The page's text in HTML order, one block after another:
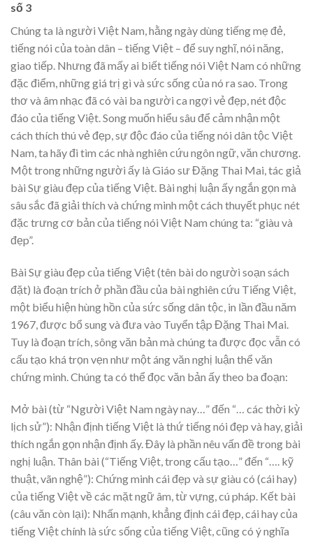
số 3
Chúng ta là người Việt Nam, hằng ngày dùng tiếng mẹ đẻ,
tiếng nói của toàn dân – tiếng Việt – để suy nghĩ, nói năng,
giao tiếp. Nhưng đã mấy ai biết tiếng nói Việt Nam có những
đặc điểm, những giá trị gì và sức sống của nó ra sao. Trong
thơ và âm nhạc đã có vài ba người ca ngợi vẻ đẹp, nét độc
đáo của tiếng Việt. Song muốn hiểu sâu để cảm nhận một
cách thích thú vẻ đẹp, sự độc đáo của tiếng nói dân tộc Việt
Nam, ta hãy đi tìm các nhà nghiên cứu ngôn ngữ, văn chương.
Một trong những người ấy là Giáo sư Đặng Thai Mai, tác giả
bài Sự giàu đẹp của tiếng Việt. Bài nghị luận ấy ngắn gọn mà
sâu sắc đã giải thích và chứng minh một cách thuyết phục nét
đặc trưng cơ bản của tiếng nói Việt Nam chúng ta: “giàu và
đẹp”.
Bài Sự giàu đẹp của tiếng Việt (tên bài do người soạn sách
đặt) là đoạn trích ở phần đầu của bài nghiên cứu Tiếng Việt,
một biểu hiện hùng hồn của sức sống dân tộc, in lần đầu năm
1967, được bổ sung và đưa vào Tuyển tập Đặng Thai Mai.
Tuy là đoạn trích, sông văn bản mà chúng ta được đọc vẫn có
cấu tạo khá trọn vẹn như một áng văn nghị luận thể văn
chứng minh. Chúng ta có thể đọc văn bản ấy theo ba đoạn:
Mở bài (từ “Người Việt Nam ngày nay…” đến “… các thời kỳ
lịch sử”): Nhận định tiếng Việt là thứ tiếng nói đẹp và hay, giải
thích ngắn gọn nhận định ấy. Đây là phần nêu vấn đề trong bài
nghị luận. Thân bài (“Tiếng Việt, trong cấu tạo…” đến “…. kỹ
thuật, vãn nghệ”): Chứng minh cái đẹp và sự giàu có (cái hay)
của tiếng Việt về các mặt ngữ âm, từ vựng, cú pháp. Kết bài
(câu văn còn lại): Nhấn mạnh, khẳng định cái đẹp, cái hay của
tiếng Việt chính là sức sống của tiếng Việt, cũng có ý nghĩa